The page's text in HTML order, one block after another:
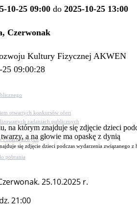
otwartych konkursów ofert
zadaniach publicznych
Pozarządowych
pobrania
10-25 09:00 do 2025-10-25 13:00
Czerwonak
Kultury Fizycznej AKWEN
09:00:28
się zdjęcie dzieci podczas wydarzenia związanego
25.10.2025 r.
21:00